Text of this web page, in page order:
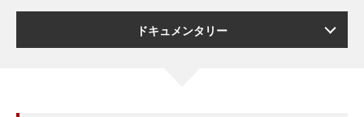
ドキュメンタリー